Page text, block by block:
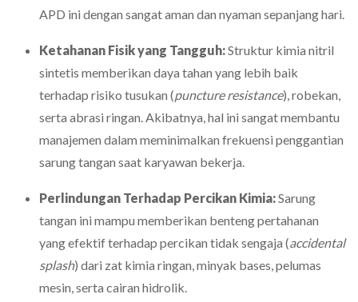
APD ini dengan sangat aman dan nyaman sepanjang hari.
Ketahanan Fisik yang Tangguh:Struktur kimia nitril
sintetis memberikan daya tahan yang lebih baik
terhadap risiko tusukan (puncture resistance), robekan,
serta abrasi ringan. Akibatnya, hal ini sangat membantu
manajemen dalam meminimalkan frekuensi penggantian
sarung tangan saat karyawan bekerja.
Perlindungan Terhadap Percikan Kimia:Sarung
tangan ini mampu memberikan benteng pertahanan
yang efektif terhadap percikan tidak sengaja (accidental
splash) dari zat kimia ringan, minyak bases, pelumas
mesin, serta cairan hidrolik.